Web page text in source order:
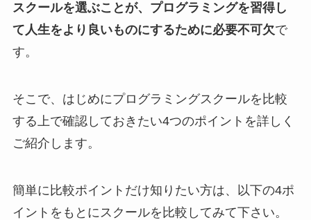
スクールを選ぶことが、プログラミングを習得し
て人生をより良いものにするために必要不可欠で
す。
そこで、はじめにプログラミングスクールを比較
する上で確認しておきたい4つのポイントを詳しく
ご紹介します。
簡単に比較ポイントだけ知りたい方は、以下の4ポ
イントをもとにスクールを比較してみて下さい。